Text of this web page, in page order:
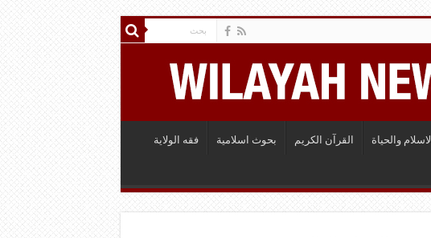
الاسلام والحياة القرآن الكريم بحوث اسلامية فقه الولاية